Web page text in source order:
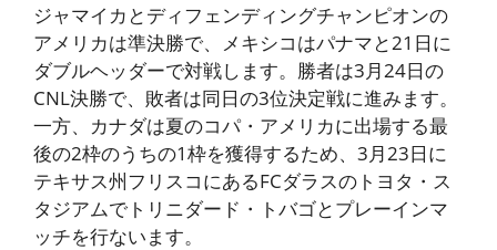
ジャマイカとディフェンディングチャンピオンの
アメリカは準決勝で、メキシコはパナマと21日に
ダブルヘッダーで対戦します。勝者は3月24日の
CNL決勝で、敗者は同日の3位決定戦に進みます。
一方、カナダは夏のコパ・アメリカに出場する最
後の2枠のうちの1枠を獲得するため、3月23日に
テキサス州フリスコにあるFCダラスのトヨタ・ス
タジアムでトリニダード・トバゴとプレーインマ
ッチを行ないます。